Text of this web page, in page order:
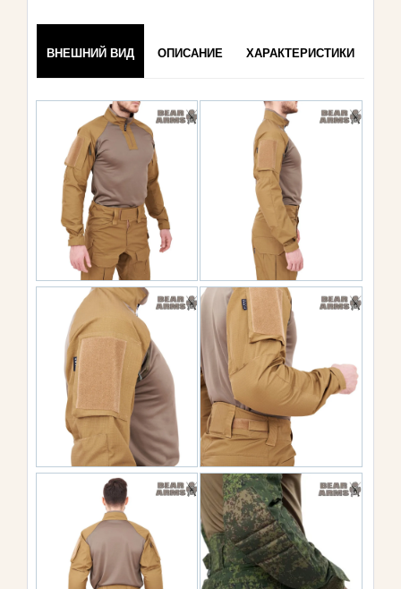
ВНЕШНИЙ ВИД ОПИСАНИЕ ХАРАКТЕРИСТИКИ